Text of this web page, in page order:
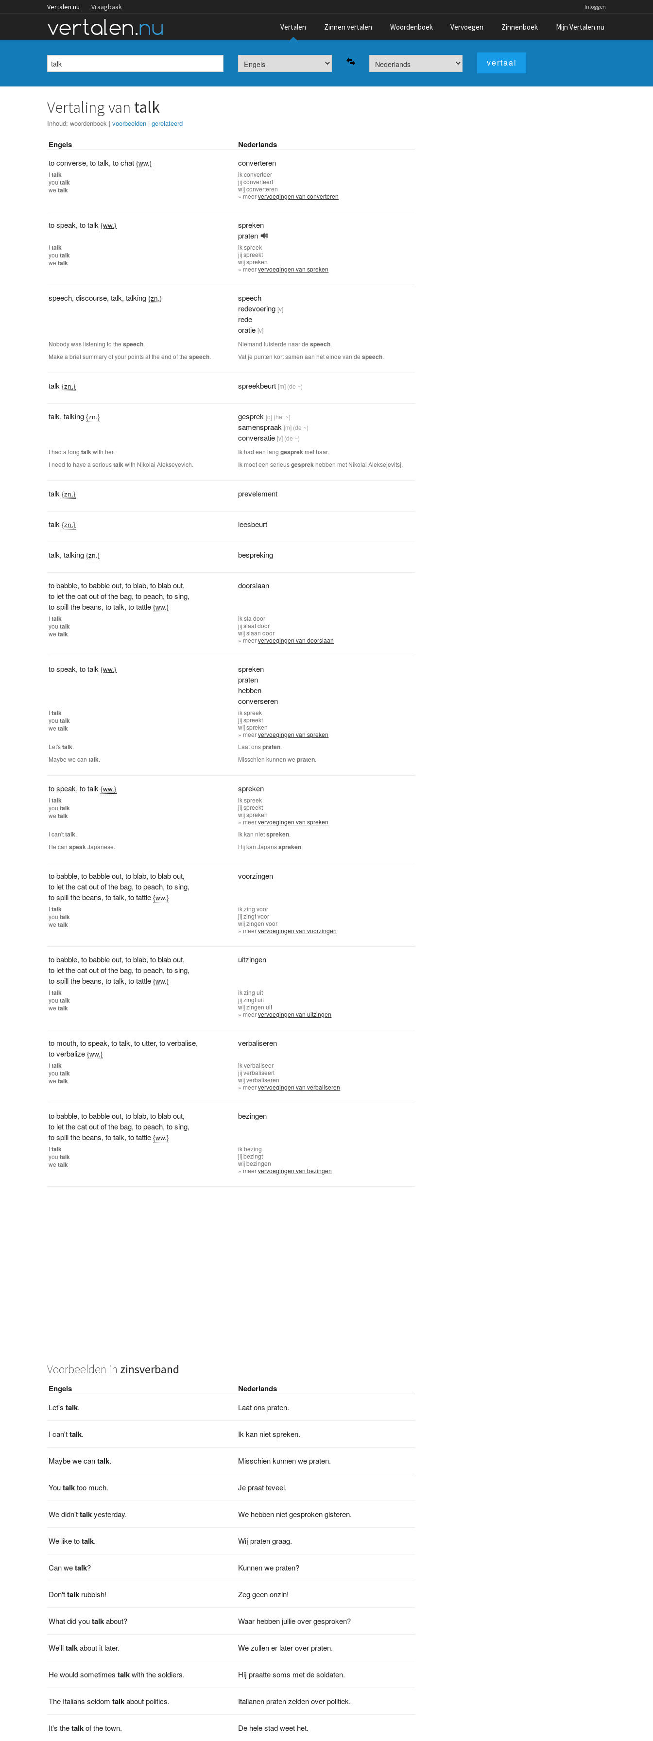
Vertalen.nu Vraagbaak Inloggen
Vertalen Zinnen vertalen Woordenboek Vervoegen Zinnenboek Mijn Vertalen.nu
Vertaling van talk
Inhoud:woordenboek |voorbeelden |gerelateerd
Engels Nederlands
to converse,to talk,to chat {ww.} converteren
Italk
youtalk
wetalk
ikconverteer
jijconverteert
wijconverteren
» meervervoegingen van converteren
to speak,to talk {ww.}
spreken
praten
Italk
youtalk
wetalk
ikspreek
jijspreekt
wijspreken
» meervervoegingen van spreken
speech,discourse,talk,talking {zn.}
speech
redevoering [v]
rede
oratie [v]
Nobody was listening to thespeech. Niemand luisterde naar despeech.
Make a brief summary of your points at the end of thespeech. Vat je punten kort samen aan het einde van despeech.
talk {zn.} spreekbeurt [m] (de ~)
talk,talking {zn.} gesprek [o] (het ~)
samenspraak [m] (de ~)
conversatie [v] (de ~)
I had a longtalkwith her. Ik had een langgesprek met haar.
I need to have a serioustalkwith Nikolai Alekseyevich. Ik moet een serieusgesprekhebben met Nikolai Aleksejevitsj.
talk {zn.} prevelement
talk {zn.} leesbeurt
talk,talking {zn.} bespreking
to babble,to babble out,to blab,to blab out,
to let the cat out of the bag,to peach,to sing,
to spill the beans,to talk,to tattle {ww.}
doorslaan
Italk
youtalk
wetalk
iksla door
jijslaat door
wijslaan door
» meervervoegingen van doorslaan
to speak,to talk {ww.}
spreken
praten
hebben
converseren
Italk
youtalk
wetalk
ikspreek
jijspreekt
wijspreken
» meervervoegingen van spreken
Let'stalk. Laat onspraten.
Maybe we cantalk. Misschien kunnen wepraten.
to speak,to talk {ww.} spreken
Italk
youtalk
wetalk
ikspreek
jijspreekt
wijspreken
» meervervoegingen van spreken
I can'ttalk. Ik kan nietspreken.
He canspeakJapanese. Hij kan Japansspreken.
to babble,to babble out,to blab,to blab out,
to let the cat out of the bag,to peach,to sing,
to spill the beans,to talk,to tattle {ww.}
voorzingen
Italk
youtalk
wetalk
ikzing voor
jijzingt voor
wijzingen voor
» meervervoegingen van voorzingen
to babble,to babble out,to blab,to blab out,
to let the cat out of the bag,to peach,to sing,
to spill the beans,to talk,to tattle {ww.}
uitzingen
Italk
youtalk
wetalk
ikzing uit
jijzingt uit
wijzingen uit
» meervervoegingen van uitzingen
to mouth,to speak,to talk,to utter,to verbalise,
to verbalize {ww.}
verbaliseren
Italk
youtalk
wetalk
ikverbaliseer
jijverbaliseert
wijverbaliseren
» meervervoegingen van verbaliseren
to babble,to babble out,to blab,to blab out,
to let the cat out of the bag,to peach,to sing,
to spill the beans,to talk,to tattle {ww.}
bezingen
Italk
youtalk
wetalk
ikbezing
jijbezingt
wijbezingen
» meervervoegingen van bezingen
Voorbeelden in zinsverband
Engels Nederlands
Let'stalk. Laat ons praten.
I can'ttalk. Ik kan niet spreken.
Maybe we cantalk. Misschien kunnen we praten.
Youtalktoo much. Je praat teveel.
We didn'ttalkyesterday. We hebben niet gesproken gisteren.
We like totalk. Wij praten graag.
Can wetalk? Kunnen we praten?
Don'ttalk rubbish! Zeg geen onzin!
What did youtalkabout? Waar hebben jullie over gesproken?
We'lltalkabout it later. We zullen er later over praten.
He would sometimestalkwith the soldiers. Hij praatte soms met de soldaten.
The Italians seldomtalkabout politics. Italianen praten zelden over politiek.
It's thetalkof the town. De hele stad weet het.